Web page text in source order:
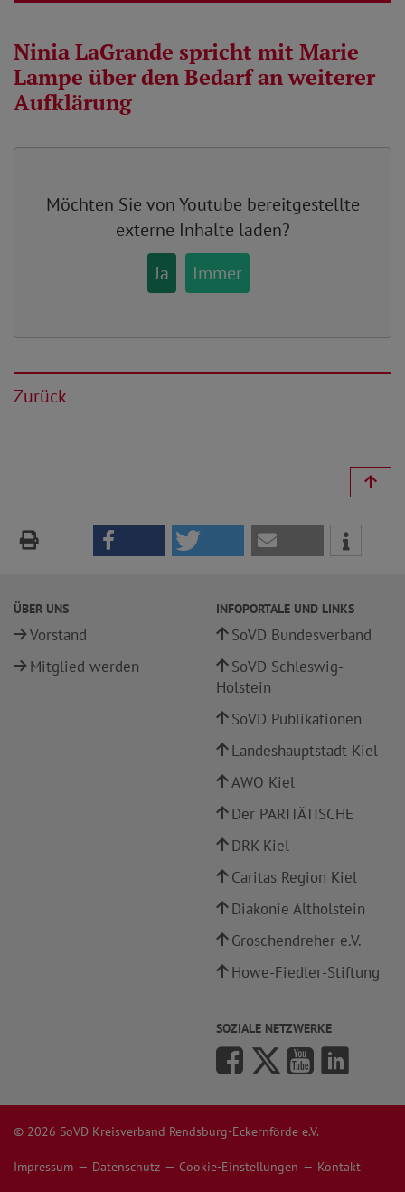
Ninia LaGrande spricht mit Marie
Lampe über den Bedarf an weiterer
Aufklärung
Möchten Sie vonYoutube bereitgestellte
externe Inhalte laden?
Ja
Immer
Zurück
ÜBER UNS
Vorstand
Mitglied werden
INFOPORTALE UND LINKS
SoVD Bundesverband
SoVD Schleswig-
Holstein
SoVD Publikationen
Landeshauptstadt Kiel
AWO Kiel
Der PARITÄTISCHE
DRK Kiel
Caritas Region Kiel
Diakonie Altholstein
Groschendreher e.V.
Howe-Fiedler-Stiftung
SOZIALE NETZWERKE
© 2026 SoVD Kreisverband Rendsburg-Eckernförde e.V.
Impressum Datenschutz Cookie-Einstellungen Kontakt